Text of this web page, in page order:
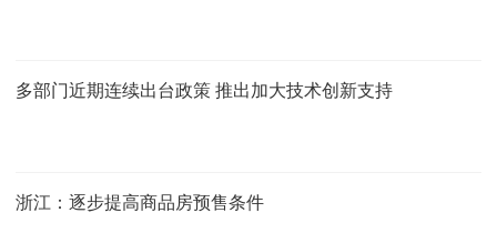
多部门近期连续出台政策 推出加大技术创新支持
浙江：逐步提高商品房预售条件